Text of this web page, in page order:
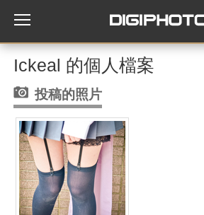
Ickeal 的個人檔案
投稿的照片